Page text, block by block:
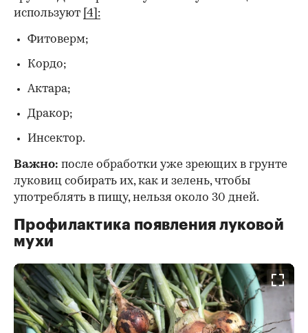
используют [4]:
Фитоверм;
Кордо;
Актара;
Дракор;
Инсектор.
Важно: после обработки уже зреющих в грунте
луковиц собирать их, как и зелень, чтобы
употреблять в пищу, нельзя около 30 дней.
Профилактика появления луковой
мухи